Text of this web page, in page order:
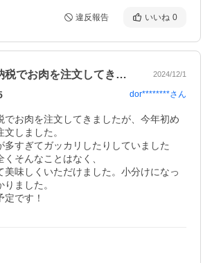
違反報告 いいね 0
毎年ふるさと納税でお肉を注文してきまし… 2024/12/1
dor********さん
でお肉を注文してきましたが、今年初め
しました。
多すぎてガッカリしたりしていました
そんなことはなく、
美味しくいただけました。小分けになっ
ました。
です！